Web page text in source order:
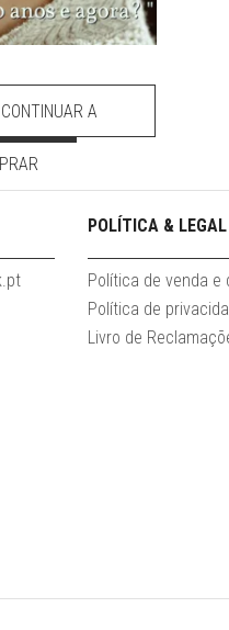
A
POLÍTICA & LEGAL
Política de venda e
Política de
Livro de